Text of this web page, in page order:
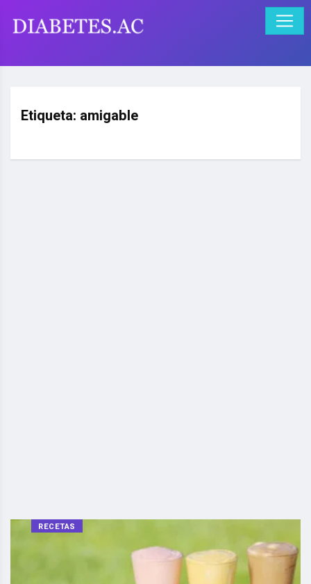
Etiqueta: amigable
RECETAS